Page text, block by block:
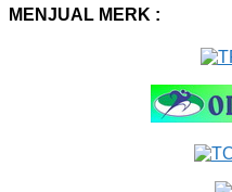
MENJUAL MERK :